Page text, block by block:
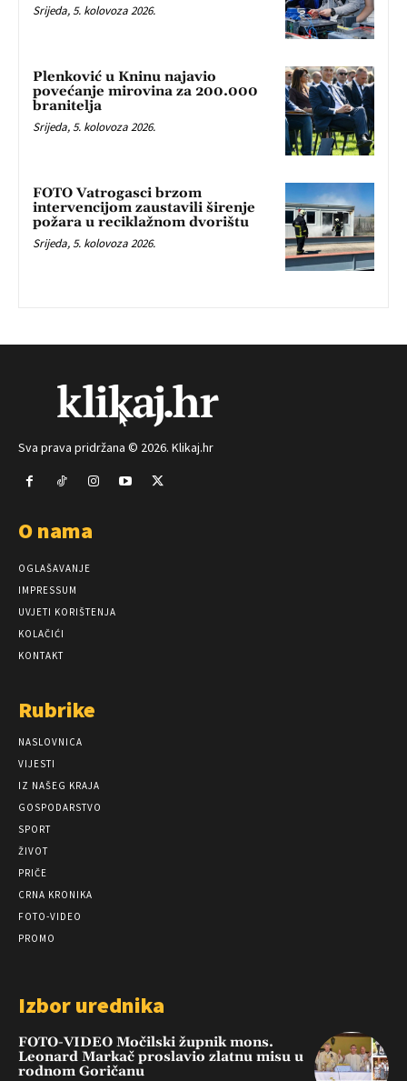
Srijeda, 5. kolovoza 2026.
Plenković u Kninu najavio
povećanje mirovina za 200.000
branitelja
Srijeda, 5. kolovoza 2026.
FOTO Vatrogasci brzom
intervencijom zaustavili širenje
požara u reciklažnom dvorištu
Srijeda, 5. kolovoza 2026.
Sva prava pridržana © 2026. Klikaj.hr
O nama
OGLAŠAVANJE
IMPRESSUM
UVJETI KORIŠTENJA
KOLAČIĆI
KONTAKT
Rubrike
NASLOVNICA
VIJESTI
IZ NAŠEG KRAJA
GOSPODARSTVO
SPORT
ŽIVOT
PRIČE
CRNA KRONIKA
FOTO-VIDEO
PROMO
Izbor urednika
FOTO-VIDEO Močilski župnik mons.
Leonard Markač proslavio zlatnu misu u
rodnom Goričanu